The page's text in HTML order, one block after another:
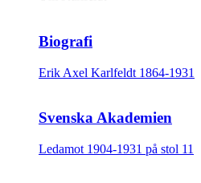
Biografi
Erik Axel Karlfeldt 1864-1931
Svenska Akademien
Ledamot 1904-1931 på stol 11